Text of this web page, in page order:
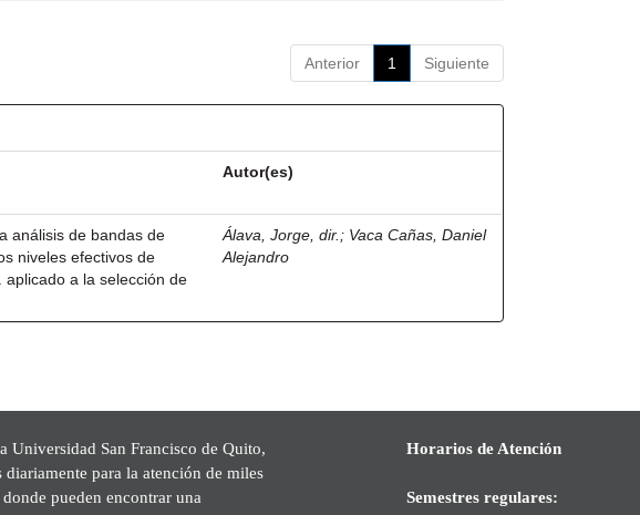
Anterior 1 Siguiente
Autor(es)
análisis de bandas de
niveles efectivos de
aplicado a la selección de
Álava, Jorge, dir. ; Vaca Cañas, Daniel
Alejandro
Universidad San Francisco de Quito,
diariamente para la atención de miles
pueden encontrar una
Horarios de Atención
Semestres regulares: